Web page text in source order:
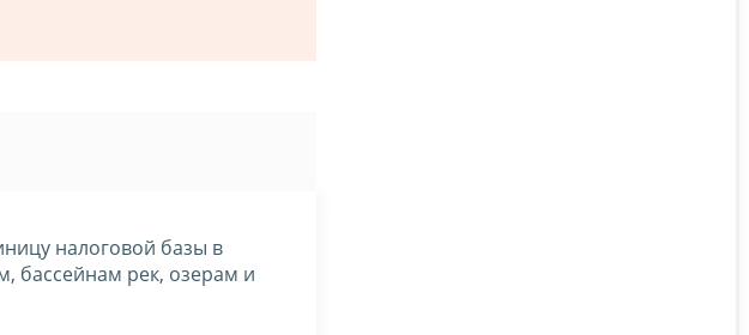
налоговой базы в
бассейнам рек, озерам и